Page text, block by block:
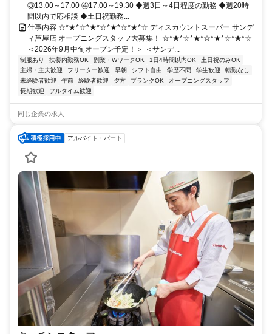
③13:00～17:00 ④17:00～19:30 ◆週3日～4日程度の勤務 ◆週20時
間以内で応相談 ◆土日祝勤務...
仕事内容 ☆*★*☆*★*☆*★*☆*★*☆ ディスカウントスーパー サンデ
ィ芦屋店 オープニングスタッフ大募集！ ☆*★*☆*★*☆*★*☆*★*☆
＜2026年9月中旬オープン予定！＞ ＜サンデ...
制服あり 扶養内勤務OK 副業・WワークOK 1日4時間以内OK
土日祝のみOK
主婦・主夫歓迎
フリーター歓迎 早朝 シフト自由 学歴不問 学生歓迎
転勤なし
未経験者歓迎
午前 経験者歓迎 夕方 ブランクOK
オープニングスタッフ
長期歓迎
フルタイム歓迎
同じ企業の求人
アルバイト・パート